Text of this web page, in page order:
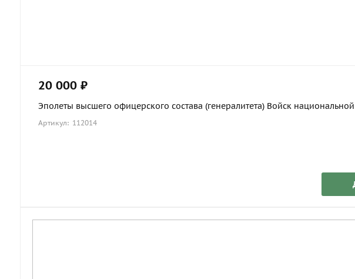
20 000 ₽
Эполеты высшего офицерского состава (генералитета) Войск
Артикул: 112014